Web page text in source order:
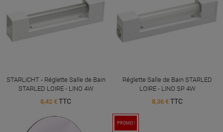
STARLICHT - Réglette Salle de Bain
STARLED LOIRE - LINO 4W
8,42 € TTC
Réglette Salle de Bain STARLED
LOIRE - LINO SP 4W
8,36 € TTC
PROMO !